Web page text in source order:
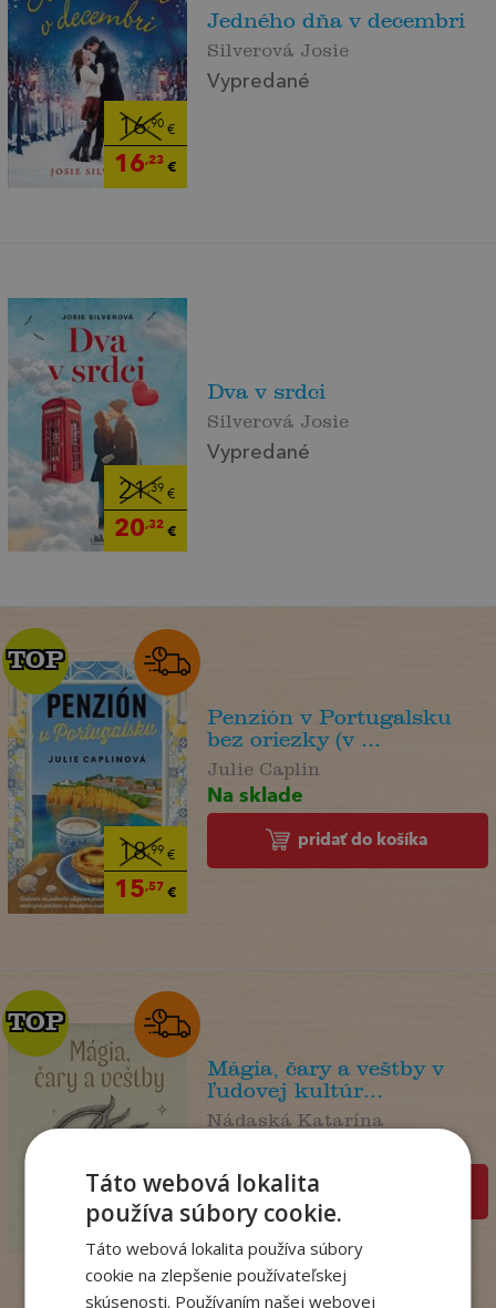
16,90€
16,23€
Jedného dňa v decembri
Silverová Josie
Vypredané
21,39 €
20,32€
Dva v srdci
Silverová Josie
Vypredané
18,99 €
15,57 €
TOP
TOP
Penzión v Portugalsku
bez oriezky (v ...
Julie Caplin
Na sklade
pridať do košíka
32,90€
19,95
TOP
TOP
Mágia, čary a veštby v
ľudovej kultúr...
Nádaská Katarína
pridať do košíka
Táto webová lokalita
používa súbory cookie.
Táto webová lokalita používa súbory
cookie na zlepšenie používateľskej
skúsenosti. Používaním našej webovej